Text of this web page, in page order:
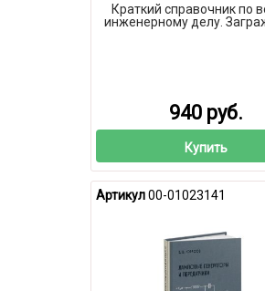
Краткий справочник по
инженерному делу.
940 руб.
Купить
Артикул00-01023141